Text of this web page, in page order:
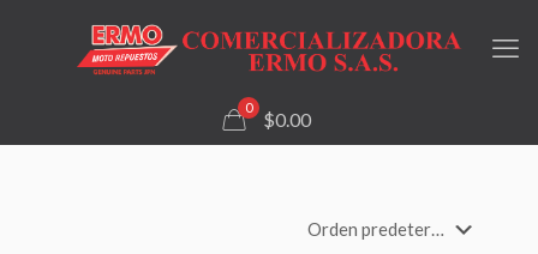
0
$0.00